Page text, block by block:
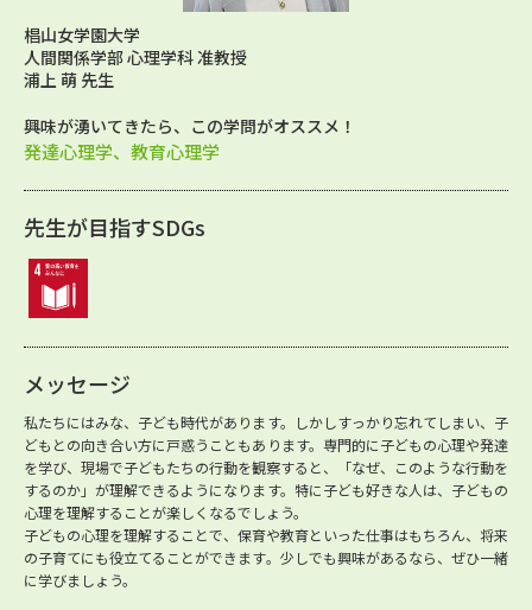
椙山女学園大学
人間関係学部 心理学科 准教授
浦上 萌 先生
興味が湧いてきたら、この学問がオススメ！
発達心理学、教育心理学
先生が目指すSDGs
メッセージ
私たちにはみな、子ども時代があります。しかしすっかり忘れてしまい、子
どもとの向き合い方に戸惑うこともあります。専門的に子どもの心理や発達
を学び、現場で子どもたちの行動を観察すると、「なぜ、このような行動を
するのか」が理解できるようになります。特に子ども好きな人は、子どもの
心理を理解することが楽しくなるでしょう。
子どもの心理を理解することで、保育や教育といった仕事はもちろん、将来
の子育てにも役立てることができます。少しでも興味があるなら、ぜひ一緒
に学びましょう。